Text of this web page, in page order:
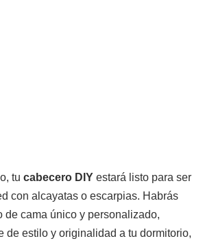
tu cabecero DIY estará listo para ser
con alcayatas o escarpias. Habrás
de cama único y personalizado,
de estilo y originalidad a tu dormitorio,